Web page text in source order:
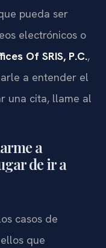
pueda ser
electrónicos o
Of SRIS, P.C.,
a entender el
una cita, llame al
a
de ir a
casos de
que